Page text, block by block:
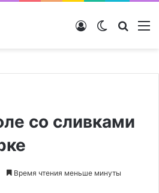
Switch skin
Войти
со сливками
Время чтения меньше минуты